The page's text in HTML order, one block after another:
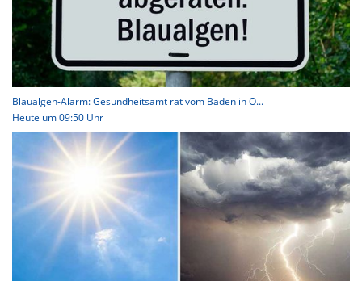
Blaualgen-Alarm: Gesundheitsamt rät vom Baden in O...
Heute um 09:50 Uhr